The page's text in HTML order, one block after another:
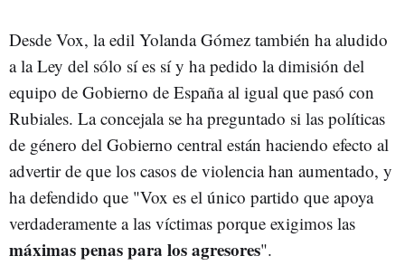
Desde Vox, la edil Yolanda Gómez también ha aludido
a la Ley del sólo sí es sí y ha pedido la dimisión del
equipo de Gobierno de España al igual que pasó con
Rubiales. La concejala se ha preguntado si las políticas
de género del Gobierno central están haciendo efecto al
advertir de que los casos de violencia han aumentado, y
ha defendido que "Vox es el único partido que apoya
verdaderamente a las víctimas porque exigimos las
máximas penas para los agresores".